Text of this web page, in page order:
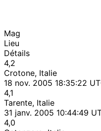
Mag
Lieu
Détails
4,2
Crotone, Italie
18 nov. 2005 18:35:22
4,1
Tarente, Italie
31 janv. 2005 10:44:49
4,0